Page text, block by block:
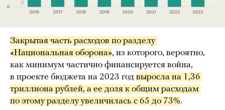
Закрытая часть расходов по разделу
«Национальная оборона», из которого, вероятно,
как минимум частично финансируется война,
в проекте бюджета на 2023 год выросла на 1,36
триллиона рублей, а ее доля к общим расходам
по этому разделу увеличилась с 65 до 73%.